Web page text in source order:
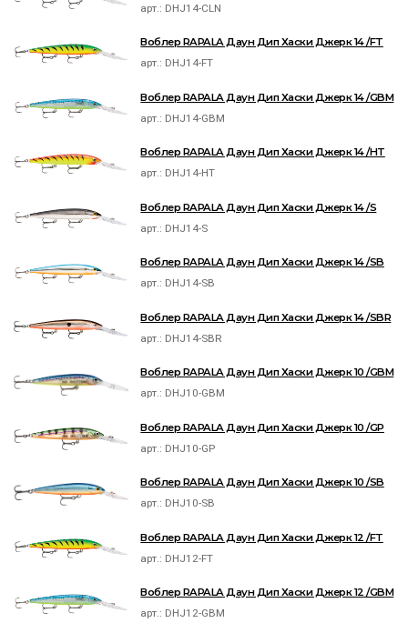
арт.: DHJ14-CLN
Воблер RAPALA Даун Дип Хаски Джерк 14 /FT
арт.: DHJ14-FT
Воблер RAPALA Даун Дип Хаски Джерк 14 /GBM
арт.: DHJ14-GBM
Воблер RAPALA Даун Дип Хаски Джерк 14 /HT
арт.: DHJ14-HT
Воблер RAPALA Даун Дип Хаски Джерк 14 /S
арт.: DHJ14-S
Воблер RAPALA Даун Дип Хаски Джерк 14 /SB
арт.: DHJ14-SB
Воблер RAPALA Даун Дип Хаски Джерк 14 /SBR
арт.: DHJ14-SBR
Воблер RAPALA Даун Дип Хаски Джерк 10 /GBM
арт.: DHJ10-GBM
Воблер RAPALA Даун Дип Хаски Джерк 10 /GP
арт.: DHJ10-GP
Воблер RAPALA Даун Дип Хаски Джерк 10 /SB
арт.: DHJ10-SB
Воблер RAPALA Даун Дип Хаски Джерк 12 /FT
арт.: DHJ12-FT
Воблер RAPALA Даун Дип Хаски Джерк 12 /GBM
арт.: DHJ12-GBM